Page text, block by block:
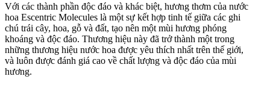
Với các thành phần độc đáo và khác biệt, hương thơm của nước
hoa Escentric Molecules là một sự kết hợp tinh tế giữa các ghi
chú trái cây, hoa, gỗ và đất, tạo nên một mùi hương phóng
khoáng và độc đáo. Thương hiệu này đã trở thành một trong
những thương hiệu nước hoa được yêu thích nhất trên thế giới,
và luôn được đánh giá cao về chất lượng và độc đáo của mùi
hương.